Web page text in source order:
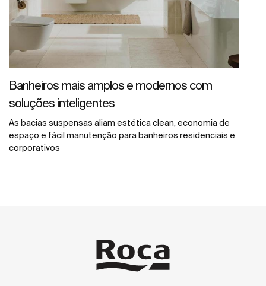
Banheiros mais amplos e modernos com
soluções inteligentes
As bacias suspensas aliam estética clean, economia de
espaço e fácil manutenção para banheiros residenciais e
corporativos